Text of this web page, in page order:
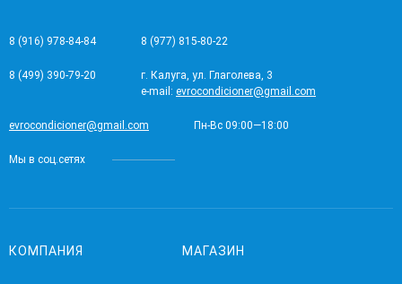
8 (916) 978-84-84 8 (977) 815-80-22
8 (499) 390-79-20
г. Калуга, ул. Глаголева, 3
e-mail: evrocondicioner@gmail.com
evrocondicioner@gmail.com Пн-Вс 09:00—18:00
Мы в соц.сетях
КОМПАНИЯ МАГАЗИН